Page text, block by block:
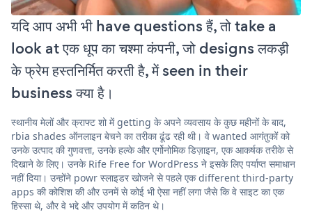
यदि आप अभी भी have questions हैं, तो take a
look at एक धूप का चश्मा कंपनी, जो designs लकड़ी
के फ्रेम हस्तनिर्मित करती है, में seen in their
business क्या है।
स्थानीय मेलों और क्राफ्ट शो में getting के अपने व्यवसाय के कुछ महीनों के बाद,
rbia shades ऑनलाइन बेचने का तरीका ढूंढ रही थी। वे wanted आगंतुकों को
उनके उत्पाद की गुणवत्ता, उनके हल्के और एर्गोनोमिक डिज़ाइन, एक आकर्षक तरीके से
दिखाने के लिए। उनके Rife Free for WordPress ने इसके लिए पर्याप्त समाधान
नहीं दिया। उन्होंने powr स्लाइडर खोजने से पहले एक different third-party
apps की कोशिश की और उनमें से कोई भी ऐसा नहीं लगा जैसे कि वे साइट का एक
हिस्सा थे, और वे भद्दे और उपयोग में कठिन थे।